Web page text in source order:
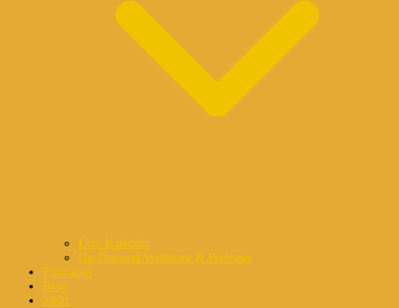
Live Kalender
On-Demand-Webinare & Podcasts
Eintragen
Blog
Mehr